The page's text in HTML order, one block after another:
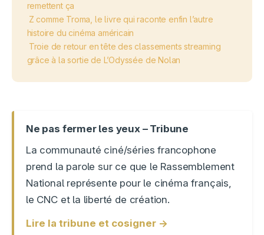
remettent ça
Z comme Troma, le livre qui raconte enfin l’autre
histoire du cinéma américain
Troie de retour en tête des classements streaming
grâce à la sortie de L’Odyssée de Nolan
Ne pas fermer les yeux – Tribune
La communauté ciné/séries francophone
prend la parole sur ce que le Rassemblement
National représente pour le cinéma français,
le CNC et la liberté de création.
Lire la tribune et cosigner →